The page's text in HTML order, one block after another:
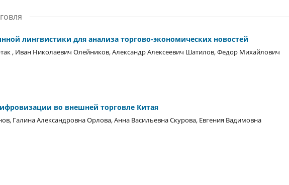
лингвистики для анализа торгово-экономических новостей
, Иван Николаевич Олейников, Александр Алексеевич Шатилов, Федор Михайлович
во внешней торговле Китая
Галина Александровна Орлова, Анна Васильевна Скурова, Евгения Вадимовна